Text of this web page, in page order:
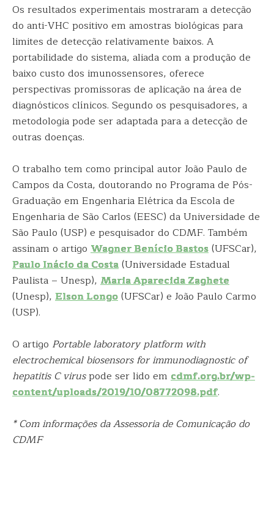
Os resultados experimentais mostraram a detecção
do anti-VHC positivo em amostras biológicas para
limites de detecção relativamente baixos. A
portabilidade do sistema, aliada com a produção de
baixo custo dos imunossensores, oferece
perspectivas promissoras de aplicação na área de
diagnósticos clínicos. Segundo os pesquisadores, a
metodologia pode ser adaptada para a detecção de
outras doenças.
O trabalho tem como principal autor João Paulo de
Campos da Costa, doutorando no Programa de Pós-
Graduação em Engenharia Elétrica da Escola de
Engenharia de São Carlos (EESC) da Universidade de
São Paulo (USP) e pesquisador do CDMF. Também
assinam o artigo Wagner Benício Bastos(UFSCar),
Paulo Inácio da Costa(Universidade Estadual
Paulista – Unesp), Maria Aparecida Zaghete
(Unesp), Elson Longo(UFSCar) e João Paulo Carmo
(USP).
O artigo Portable laboratory platform with
electrochemical biosensors for immunodiagnostic of
hepatitis C viruspode ser lido em cdmf.org.br/wp-
content/uploads/2019/10/08772098.pdf.
* Com informações da Assessoria de Comunicação do
CDMF